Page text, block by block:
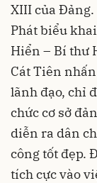
XIII của Đảng.
Phát biểu
Hiển – Bí thư
Cát Tiên
lãnh đạo, chỉ
chức cơ sở
diễn ra dân
công tốt đẹp.
tích cực vào